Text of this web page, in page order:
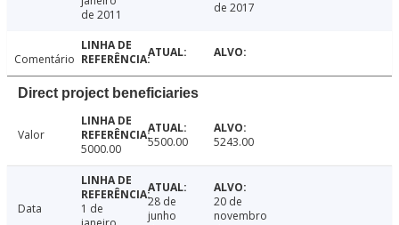
de 2011
de 2017
Comentário
Direct project beneficiaries
Valor
5000.00
5500.00 5243.00
Data
1 de
28 de
junho
20 de
novembro